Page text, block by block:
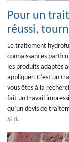
Pour un
réussi,
Le traitement
connaissances
les produits adaptés
appliquer. C’est un
vous êtes à la
fait un travail
qu’un devis de
SLB.